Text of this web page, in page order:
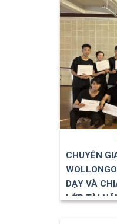
CHUYÊN
DẠY VÀ
LỚP TÀI